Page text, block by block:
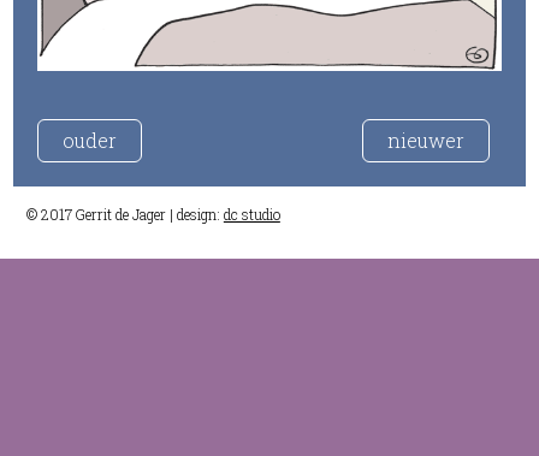
ouder nieuwer
© 2017 Gerrit de Jager | design: dc studio